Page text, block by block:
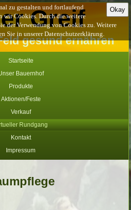
Greif
gesund ernähren
Startseite
Bauernhof
Produkte
Aktionen/Feste
Verkauf
Rundgang
Kontakt
Impressum
Okay
zu gestalten und fortlaufend
wir Cookies. Durch die weitere
der Verwendung von Cookies zu. Weitere
Sie in unserer Datenschutzerklärung.